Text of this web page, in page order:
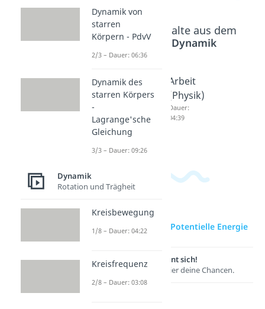
Beliebte Inhalte aus dem
Bereich Dynamik
Spanne
nergie
Dauer:
04:33
Bewegu
ngsener
Dauer:
04:31
Arbeit
(Physik)
Dauer:
04:39
zur Videoseite: Potentielle Energie
Lernen lohnt sich!
Entdecke hier deine Chancen.
Dynamik von
starren
Körpern - PdvV
2/3 – Dauer: 06:36
Dynamik des
starren Körpers
-
Lagrange'sche
Gleichung
3/3 – Dauer: 09:26
Dynamik
Rotation und Trägheit
Kreisbewegung
1/8 – Dauer: 04:22
Kreisfrequenz
2/8 – Dauer: 03:08